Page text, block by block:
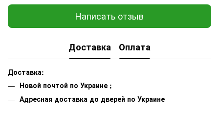
Написать отзыв
Доставка Оплата
Доставка:
Новой почтой по Украине ;
Адресная доставка до дверей по Украине